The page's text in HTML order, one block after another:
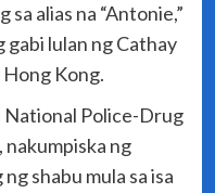
sa alias na “Antonie,”
gabi lulan ng Cathay
Kong.
National Police-Drug
ng
shabu mula sa isa